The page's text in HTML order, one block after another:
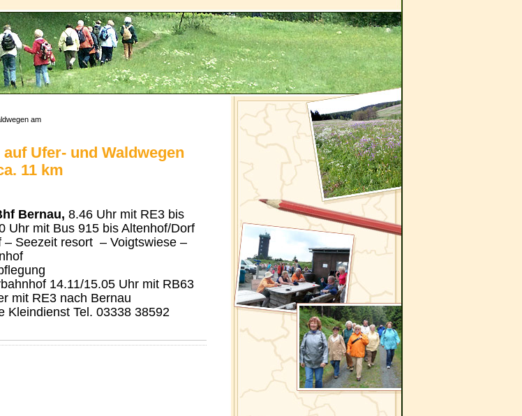
am
Ufer- und Waldwegen
11 km
Bernau, 8.46 Uhr mit RE3 bis
Uhr mit Bus 915 bis Altenhof/Dorf
– Seezeit resort – Voigtswiese –
14.11/15.05 Uhr mit RB63
mit RE3 nach Bernau
Kleindienst Tel. 03338 38592